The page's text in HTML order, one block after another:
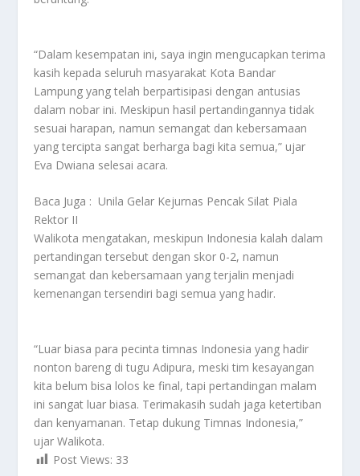
“Dalam kesempatan ini, saya ingin mengucapkan terima
kasih kepada seluruh masyarakat Kota Bandar
Lampung yang telah berpartisipasi dengan antusias
dalam nobar ini. Meskipun hasil pertandingannya tidak
sesuai harapan, namun semangat dan kebersamaan
yang tercipta sangat berharga bagi kita semua,” ujar
Eva Dwiana selesai acara.
Baca Juga : Unila Gelar Kejurnas Pencak Silat Piala
Rektor II
Walikota mengatakan, meskipun Indonesia kalah dalam
pertandingan tersebut dengan skor 0-2, namun
semangat dan kebersamaan yang terjalin menjadi
kemenangan tersendiri bagi semua yang hadir.
“Luar biasa para pecinta timnas Indonesia yang hadir
nonton bareng di tugu Adipura, meski tim kesayangan
kita belum bisa lolos ke final, tapi pertandingan malam
ini sangat luar biasa. Terimakasih sudah jaga ketertiban
dan kenyamanan. Tetap dukung Timnas Indonesia,”
ujar Walikota.
Post Views: 33